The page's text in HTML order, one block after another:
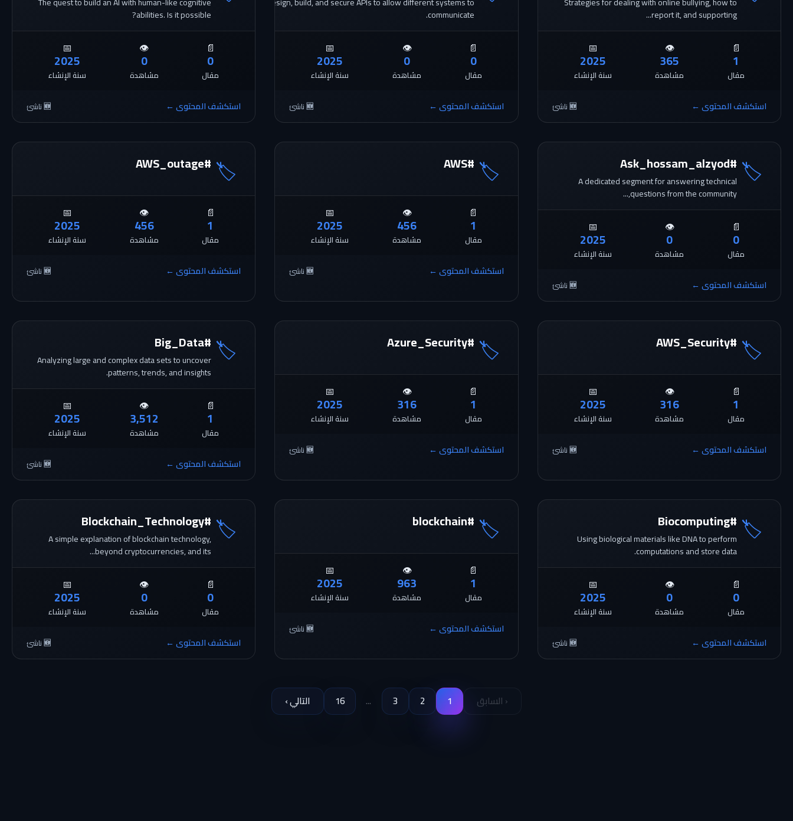
report it, and supporting...
📄
1
مقال
👁️
365
مشاهدة
📅
2025
سنة الإنشاء
استكشف المحتوى ← 🆕 ناشئ
communicate.
📄
0
مقال
👁️
0
مشاهدة
📅
2025
سنة الإنشاء
استكشف المحتوى ← 🆕 ناشئ
abilities. Is it possible?
📄
0
مقال
👁️
0
مشاهدة
📅
2025
سنة الإنشاء
استكشف المحتوى ← 🆕 ناشئ
🏷️
#Ask_hossam_alzyod
A dedicated segment for answering technical
questions from the community,...
📄
0
مقال
👁️
0
مشاهدة
📅
2025
سنة الإنشاء
استكشف المحتوى ← 🆕 ناشئ
🏷️
#AWS
📄
1
مقال
👁️
456
مشاهدة
📅
2025
سنة الإنشاء
استكشف المحتوى ← 🆕 ناشئ
🏷️
#AWS_outage
📄
1
مقال
👁️
456
مشاهدة
📅
2025
سنة الإنشاء
استكشف المحتوى ← 🆕 ناشئ
🏷️
#AWS_Security
📄
1
مقال
👁️
316
مشاهدة
📅
2025
سنة الإنشاء
استكشف المحتوى ← 🆕 ناشئ
🏷️
#Azure_Security
📄
1
مقال
👁️
316
مشاهدة
📅
2025
سنة الإنشاء
استكشف المحتوى ← 🆕 ناشئ
🏷️
#Big_Data
Analyzing large and complex data sets to uncover
patterns, trends, and insights.
📄
1
مقال
👁️
3,512
مشاهدة
📅
2025
سنة الإنشاء
استكشف المحتوى ← 🆕 ناشئ
🏷️
#Biocomputing
Using biological materials like DNA to perform
computations and store data.
📄
0
مقال
👁️
0
مشاهدة
📅
2025
سنة الإنشاء
استكشف المحتوى ← 🆕 ناشئ
🏷️
#blockchain
📄
1
مقال
👁️
963
مشاهدة
📅
2025
سنة الإنشاء
استكشف المحتوى ← 🆕 ناشئ
🏷️
#Blockchain_Technology
A simple explanation of blockchain technology,
beyond cryptocurrencies, and its...
📄
0
مقال
👁️
0
مشاهدة
📅
2025
سنة الإنشاء
استكشف المحتوى ← 🆕 ناشئ
‹ السابق 1
2
3
...
16 التالي ›